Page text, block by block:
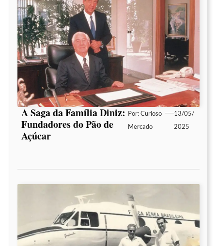
A Saga da Família Diniz:
Fundadores do Pão de
Açúcar
Por:Curioso
Mercado
13/05/
2025